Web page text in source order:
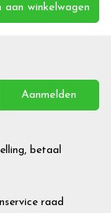
aan winkelwagen
Aanmelden
betaal
raad